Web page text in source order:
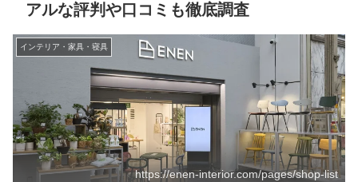
アルな評判や口コミも徹底調査
インテリア・家具・寝具
https://enen-interior.com/pages/shop-list